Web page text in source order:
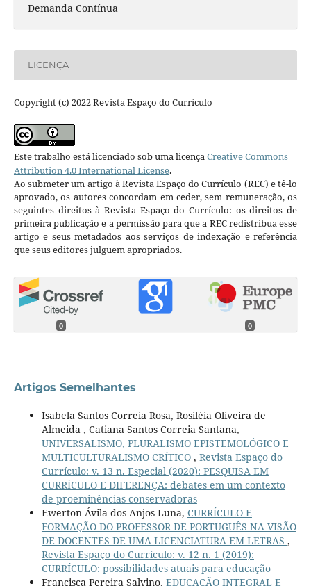
Demanda Contínua
LICENÇA
Copyright (c) 2022 Revista Espaço do Currículo
Este trabalho está licenciado sob uma licençaCreative Commons
Attribution 4.0 International License.
Ao submeter um artigo à Revista Espaço do Currículo (REC) e tê-lo
aprovado, os autores concordam em ceder, sem remuneração, os
seguintes direitos à Revista Espaço do Currículo: os direitos de
primeira publicação e a permissão para que a REC redistribua esse
artigo e seus metadados aos serviços de indexação e referência
que seus editores julguem apropriados.
0 0
Artigos Semelhantes
Isabela Santos Correia Rosa, Rosiléia Oliveira de
Almeida , Catiana Santos Correia Santana,
UNIVERSALISMO, PLURALISMO EPISTEMOLÓGICO E
MULTICULTURALISMO CRÍTICO , Revista Espaço do
Currículo: v. 13 n. Especial (2020): PESQUISA EM
CURRÍCULO E DIFERENÇA: debates em um contexto
de proeminências conservadoras
Ewerton Ávila dos Anjos Luna, CURRÍCULO E
FORMAÇÃO DO PROFESSOR DE PORTUGUÊS NA VISÃO
DE DOCENTES DE UMA LICENCIATURA EM LETRAS ,
Revista Espaço do Currículo: v. 12 n. 1 (2019):
CURRÍCULO: possibilidades atuais para educação
Francisca Pereira Salvino, EDUCAÇÃO INTEGRAL E